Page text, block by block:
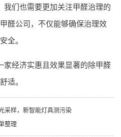
们也需要更加关注甲醛治理的
醛公司，不仅能够确保治理效
全。
经济实惠且效果显著的除甲醛
适。
采样，新智能灯具测污染
整理